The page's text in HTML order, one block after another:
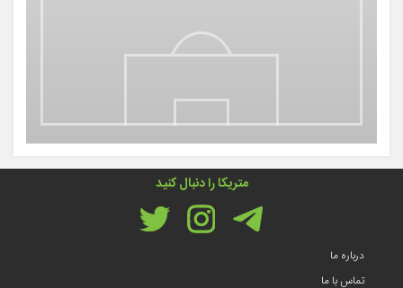
متریکا را دنبال کنید
درباره ما
تماس با ما